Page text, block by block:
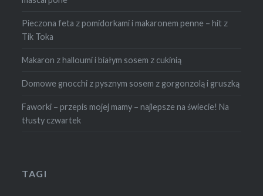
Pieczona feta z pomidorkami i makaronem penne – hit z
Tik Toka
Makaron z halloumi i białym sosem z cukinią
Domowe gnocchi z pysznym sosem z gorgonzolą i gruszką
Faworki – przepis mojej mamy – najlepsze na świecie! Na
tłusty czwartek
TAGI